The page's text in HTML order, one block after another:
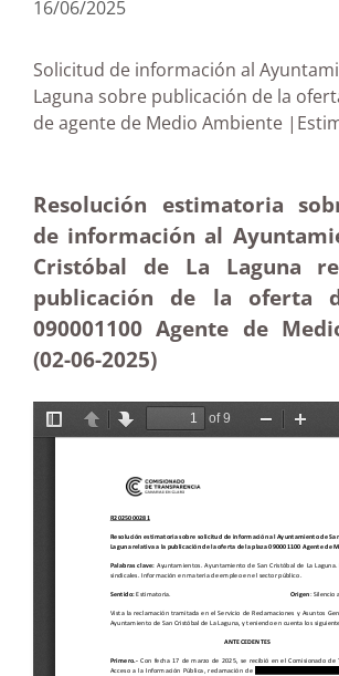
16/06/2025
Solicitud de información al
Laguna sobre publicación de la
de agente de Medio Ambiente
Resolución estimatoria
de información al
Cristóbal de La Laguna
publicación de la oferta
090001100 Agente de
(02-06-2025)